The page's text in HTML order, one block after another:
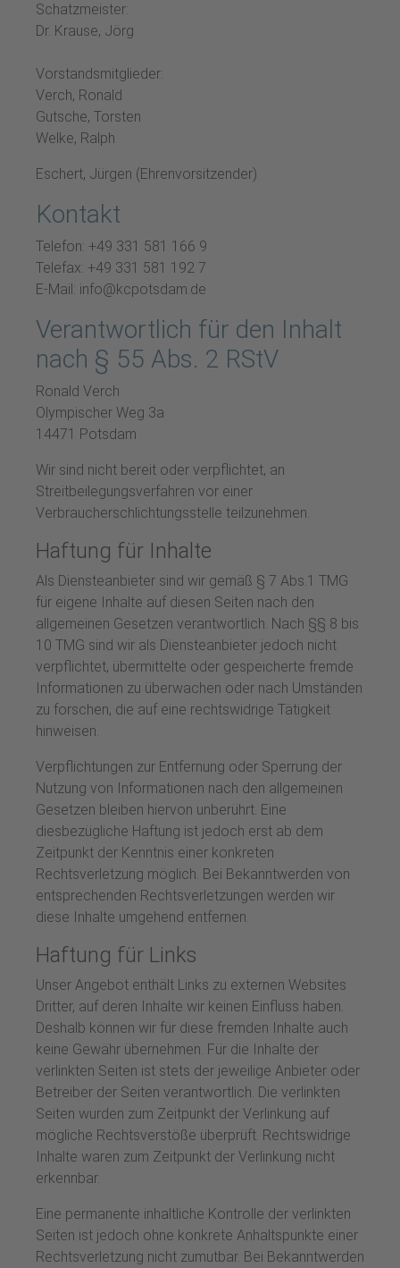
Schatzmeister:
Dr. Krause, Jörg
Vorstandsmitglieder:
Verch, Ronald
Gutsche, Torsten
Welke, Ralph
Eschert, Jürgen (Ehrenvorsitzender)
Kontakt
Telefon: +49 331 581 166 9
Telefax: +49 331 581 192 7
E-Mail: info@kcpotsdam.de
Verantwortlich für den Inhalt
nach § 55 Abs. 2 RStV
Ronald Verch
Olympischer Weg 3a
14471 Potsdam
Wir sind nicht bereit oder verpflichtet, an
Streitbeilegungsverfahren vor einer
Verbraucherschlichtungsstelle teilzunehmen.
Haftung für Inhalte
Als Diensteanbieter sind wir gemäß § 7 Abs.1 TMG
für eigene Inhalte auf diesen Seiten nach den
allgemeinen Gesetzen verantwortlich. Nach §§ 8 bis
10 TMG sind wir als Diensteanbieter jedoch nicht
verpflichtet, übermittelte oder gespeicherte fremde
Informationen zu überwachen oder nach Umständen
zu forschen, die auf eine rechtswidrige Tätigkeit
hinweisen.
Verpflichtungen zur Entfernung oder Sperrung der
Nutzung von Informationen nach den allgemeinen
Gesetzen bleiben hiervon unberührt. Eine
diesbezügliche Haftung ist jedoch erst ab dem
Zeitpunkt der Kenntnis einer konkreten
Rechtsverletzung möglich. Bei Bekanntwerden von
entsprechenden Rechtsverletzungen werden wir
diese Inhalte umgehend entfernen.
Haftung für Links
Unser Angebot enthält Links zu externen Websites
Dritter, auf deren Inhalte wir keinen Einfluss haben.
Deshalb können wir für diese fremden Inhalte auch
keine Gewähr übernehmen. Für die Inhalte der
verlinkten Seiten ist stets der jeweilige Anbieter oder
Betreiber der Seiten verantwortlich. Die verlinkten
Seiten wurden zum Zeitpunkt der Verlinkung auf
mögliche Rechtsverstöße überprüft. Rechtswidrige
Inhalte waren zum Zeitpunkt der Verlinkung nicht
erkennbar.
Eine permanente inhaltliche Kontrolle der verlinkten
Seiten ist jedoch ohne konkrete Anhaltspunkte einer
Rechtsverletzung nicht zumutbar. Bei Bekanntwerden